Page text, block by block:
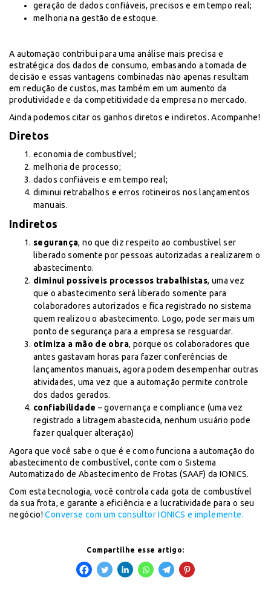
geração de dados confiáveis, precisos e em tempo real;
melhoria na gestão de estoque.
A automação contribui para uma análise mais precisa e
estratégica dos dados de consumo, embasando a tomada de
decisão e essas vantagens combinadas não apenas resultam
em redução de custos, mas também em um aumento da
produtividade e da competitividade da empresa no mercado.
Ainda podemos citar os ganhos diretos e indiretos. Acompanhe!
Diretos
economia de combustível;
melhoria de processo;
dados confiáveis e em tempo real;
diminui retrabalhos e erros rotineiros nos lançamentos
manuais.
Indiretos
segurança, no que diz respeito ao combustível ser
liberado somente por pessoas autorizadas a realizarem o
abastecimento.
diminui possíveis processos trabalhistas, uma vez
que o abastecimento será liberado somente para
colaboradores autorizados e fica registrado no sistema
quem realizou o abastecimento. Logo, pode ser mais um
ponto de segurança para a empresa se resguardar.
otimiza a mão de obra, porque os colaboradores que
antes gastavam horas para fazer conferências de
lançamentos manuais, agora podem desempenhar outras
atividades, uma vez que a automação permite controle
dos dados gerados.
confiabilidade – governança e compliance (uma vez
registrado a litragem abastecida, nenhum usuário pode
fazer qualquer alteração)
Agora que você sabe o que é e como funciona a automação do
abastecimento de combustível, conte com o Sistema
Automatizado de Abastecimento de Frotas (SAAF) da IONICS.
Com esta tecnologia, você controla cada gota de combustível
da sua frota, e garante a eficiência e a lucratividade para o seu
negócio!Converse com um consultor IONICS e implemente.
Compartilhe esse artigo: